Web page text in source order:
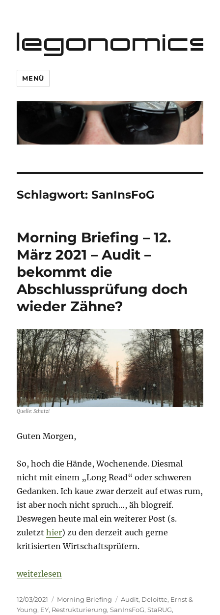
legonomics
MENÜ
Schlagwort:SanInsFoG
Morning Briefing – 12.
März 2021 – Audit –
bekommt die
Abschlussprüfung doch
wieder Zähne?
Quelle: Schatzi
Guten Morgen,
So, hoch die Hände, Wochenende. Diesmal
nicht mit einem „Long Read“ oder schweren
Gedanken. Ich kaue zwar derzeit auf etwas rum,
ist aber noch nicht spruch…, äh blogreif.
Deswegen heute mal ein weiterer Post (s.
zuletzthier) zu den derzeit auch gerne
kritisierten Wirtschaftsprüfern.
„Morning Briefing – 12. März 2021 – Audit –
weiterlesen
Veröffentlicht
am
12/03/2021 Kategorien
Morning Briefing Schlagwörter
Audit, Deloitte, Ernst &
Young, EY, Restrukturierung,SanInsFoG,StaRUG,